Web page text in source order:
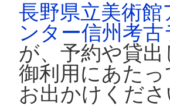
長野県立美術
ンター信州考
が、予約や貸
御利用にあた
お出かけくださ